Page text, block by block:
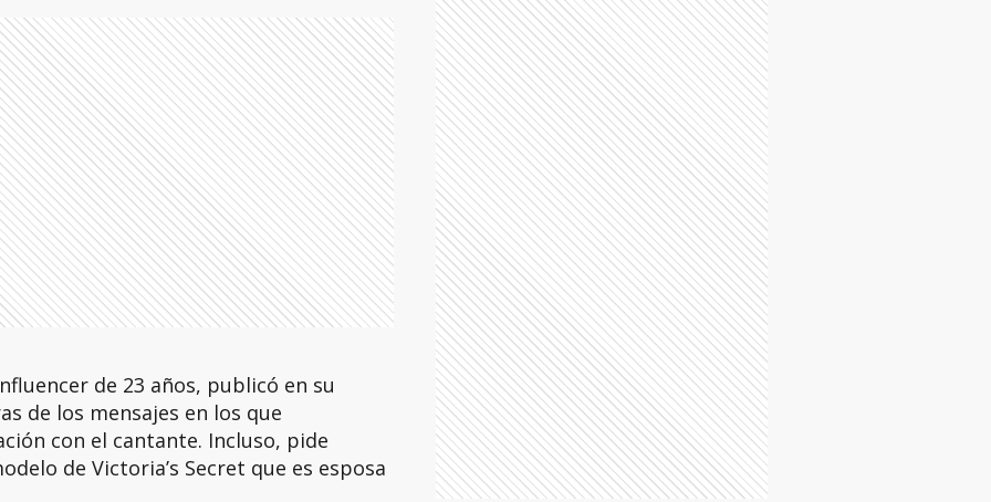
de 23 años, publicó en su
de los mensajes en los que
con el cantante. Incluso, pide
de Victoria’s Secret que es esposa